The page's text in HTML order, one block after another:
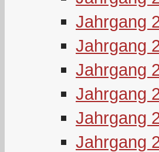
Jahrgang
Jahrgang
Jahrgang
Jahrgang
Jahrgang
Jahrgang